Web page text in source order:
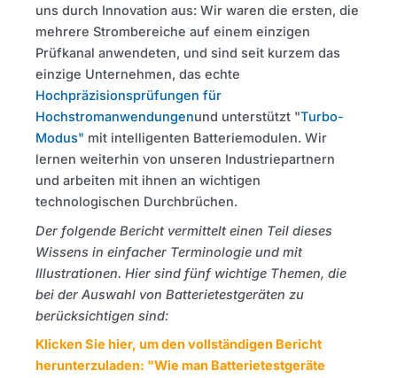
uns durch Innovation aus: Wir waren die ersten, die
mehrere Strombereiche auf einem einzigen
Prüfkanal anwendeten, und sind seit kurzem das
einzige Unternehmen, das echte
Hochpräzisionsprüfungen für
Hochstromanwendungenund unterstützt "Turbo-
Modus" mit intelligenten Batteriemodulen. Wir
lernen weiterhin von unseren Industriepartnern
und arbeiten mit ihnen an wichtigen
technologischen Durchbrüchen.
Der folgende Bericht vermittelt einen Teil dieses
Wissens in einfacher Terminologie und mit
Illustrationen. Hier sind fünf wichtige Themen, die
bei der Auswahl von Batterietestgeräten zu
berücksichtigen sind:
Klicken Sie hier, um den vollständigen Bericht
herunterzuladen: "Wie man Batterietestgeräte